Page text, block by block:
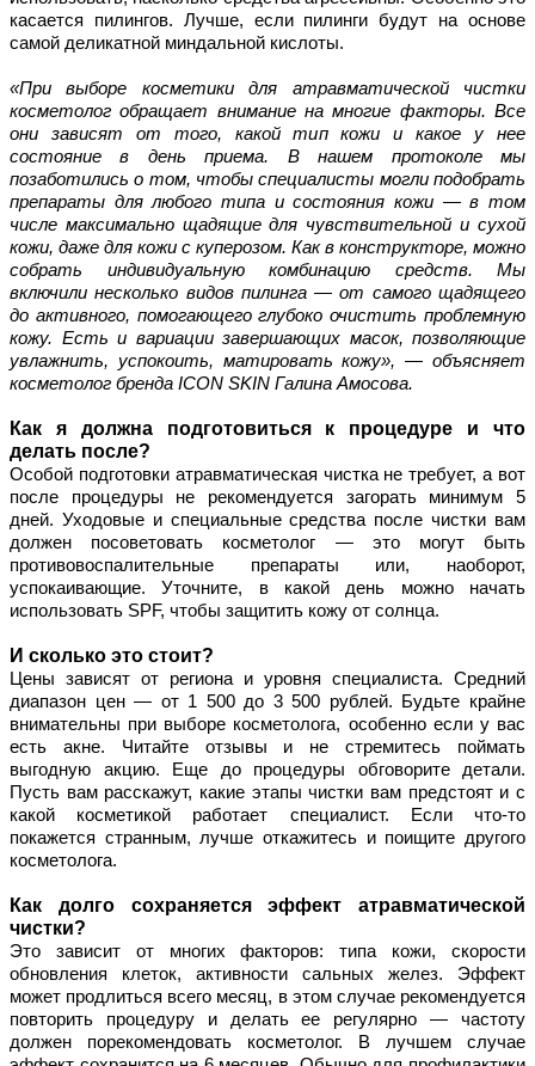
касается пилингов. Лучше, если пилинги будут на основе
самой деликатной миндальной кислоты.
«При выборе косметики для атравматической чистки
косметолог обращает внимание на многие факторы. Все
они зависят от того, какой тип кожи и какое у нее
состояние в день приема. В нашем протоколе мы
позаботились о том, чтобы специалисты могли подобрать
препараты для любого типа и состояния кожи — в том
числе максимально щадящие для чувствительной и сухой
кожи, даже для кожи с куперозом. Как в конструкторе, можно
собрать индивидуальную комбинацию средств. Мы
включили несколько видов пилинга — от самого щадящего
до активного, помогающего глубоко очистить проблемную
кожу. Есть и вариации завершающих масок, позволяющие
увлажнить, успокоить, матировать кожу», — объясняет
косметолог бренда ICON SKIN Галина Амосова.
Как я должна подготовиться к процедуре и что
делать после?
Особой подготовки атравматическая чистка не требует, а вот
после процедуры не рекомендуется загорать минимум 5
дней. Уходовые и специальные средства после чистки вам
должен посоветовать косметолог — это могут быть
противовоспалительные препараты или, наоборот,
успокаивающие. Уточните, в какой день можно начать
использовать SPF, чтобы защитить кожу от солнца.
И сколько это стоит?
Цены зависят от региона и уровня специалиста. Средний
диапазон цен — от 1 500 до 3 500 рублей. Будьте крайне
внимательны при выборе косметолога, особенно если у вас
есть акне. Читайте отзывы и не стремитесь поймать
выгодную акцию. Еще до процедуры обговорите детали.
Пусть вам расскажут, какие этапы чистки вам предстоят и с
какой косметикой работает специалист. Если что-то
покажется странным, лучше откажитесь и поищите другого
косметолога.
Как долго сохраняется эффект атравматической
чистки?
Это зависит от многих факторов: типа кожи, скорости
обновления клеток, активности сальных желез. Эффект
может продлиться всего месяц, в этом случае рекомендуется
повторить процедуру и делать ее регулярно — частоту
должен порекомендовать косметолог. В лучшем случае